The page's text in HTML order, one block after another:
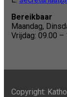
Bereikbaar
Maandag,
Vrijdag: 09.00 –
Copyright: